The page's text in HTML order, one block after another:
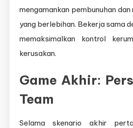
mengamankan pembunuhan dan
yang berlebihan. Bekerja sama
memaksimalkan kontrol
kerusakan.
Game Akhir:
Team
Selama skenario akhir